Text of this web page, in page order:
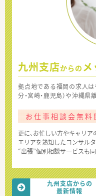
九州支店からの
拠点地である福岡の求人は
分・宮崎・鹿児島）や沖縄
お仕事相談会無料
更に、お忙しい方やキャリ
エリアを熟知したコンサルタ
“出張”個別相談サービスも
九州支店からの
最新情報